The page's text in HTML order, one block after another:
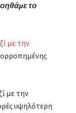
το
με την
με την
υψηλότερη